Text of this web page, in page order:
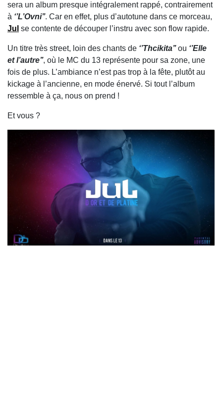
sera un album presque intégralement rappé, contrairement
à ‘’L’Ovni’’. Car en effet, plus d’autotune dans ce morceau,
Jul se contente de découper l’instru avec son flow rapide.
Un titre très street, loin des chants de ‘’Thcikita’’ou ‘’Elle
et l’autre’’, où le MC du 13 représente pour sa zone, une
fois de plus. L’ambiance n’est pas trop à la fête, plutôt au
kickage à l’ancienne, en mode énervé. Si tout l’album
ressemble à ça, nous on prend !
Et vous ?